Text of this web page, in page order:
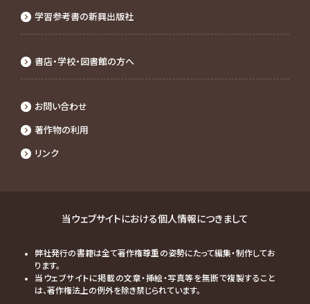
学習参考書の新興出版社
書店・学校・図書館の⽅へ
お問い合わせ
著作物の利⽤
リンク
当ウェブサイトにおける個人情報につきまして
弊社発行の書籍は全て著作権尊重の姿勢にたって編集・制作してお
ります。
当ウェブサイトに掲載の文章・挿絵・写真等を無断で複製すること
は、著作権法上の例外を除き禁じられています。